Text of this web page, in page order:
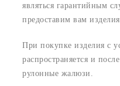
являться гарантийным
предоставим вам
При покупке изделия с
распространяется и
рулонные жалюзи.